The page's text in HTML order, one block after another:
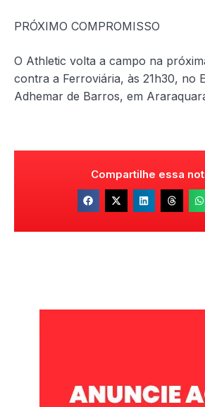
PRÓXIMO COMPROMISSO
O Athletic volta a campo na
contra a Ferroviária, às 21h30, no
Adhemar de Barros, em
Compartilhe essa